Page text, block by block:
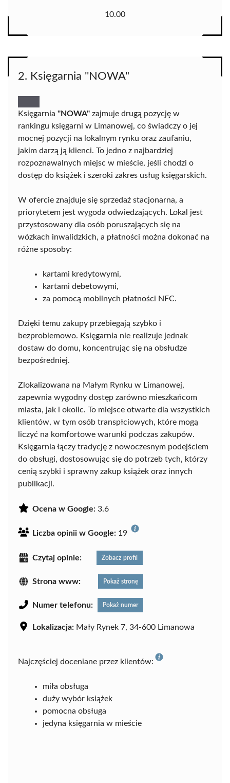
10.00
2. Księgarnia ''NOWA"
Księgarnia "NOWA" zajmuje drugą pozycję w
rankingu księgarni w Limanowej, co świadczy o jej
mocnej pozycji na lokalnym rynku oraz zaufaniu,
jakim darzą ją klienci. To jedno z najbardziej
rozpoznawalnych miejsc w mieście, jeśli chodzi o
dostęp do książek i szeroki zakres usług księgarskich.
W ofercie znajduje się sprzedaż stacjonarna, a
priorytetem jest wygoda odwiedzających. Lokal jest
przystosowany dla osób poruszających się na
wózkach inwalidzkich, a płatności można dokonać na
różne sposoby:
kartami kredytowymi,
kartami debetowymi,
za pomocą mobilnych płatności NFC.
Dzięki temu zakupy przebiegają szybko i
bezproblemowo. Księgarnia nie realizuje jednak
dostaw do domu, koncentrując się na obsłudze
bezpośredniej.
Zlokalizowana na Małym Rynku w Limanowej,
zapewnia wygodny dostęp zarówno mieszkańcom
miasta, jak i okolic. To miejsce otwarte dla wszystkich
klientów, w tym osób transpłciowych, które mogą
liczyć na komfortowe warunki podczas zakupów.
Księgarnia łączy tradycję z nowoczesnym podejściem
do obsługi, dostosowując się do potrzeb tych, którzy
cenią szybki i sprawny zakup książek oraz innych
publikacji.
Ocena w Google: 3.6
Liczba opinii w Google: 19
Czytaj opinie: Zobacz profil
Strona www: Pokaż stronę
Numer telefonu: Pokaż numer
Lokalizacja: Mały Rynek 7, 34-600 Limanowa
Najczęściej doceniane przez klientów:
miła obsługa
duży wybór książek
pomocna obsługa
jedyna księgarnia w mieście